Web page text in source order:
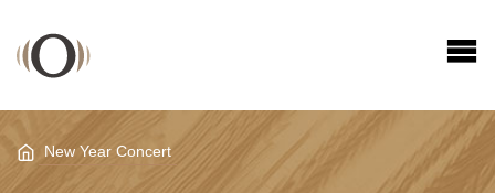
New Year Concert